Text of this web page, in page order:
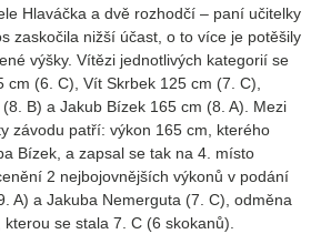
Hlaváčka a dvě rozhodčí – paní učitelky
zaskočila nižší účast, o to více je potěšily
výšky. Vítězi jednotlivých kategorií se
cm (6. C), Vít Skrbek 125 cm (7. C),
B) a Jakub Bízek 165 cm (8. A). Mezi
závodu patří: výkon 165 cm, kterého
Bízek, a zapsal se tak na 4. místo
2 nejbojovnějších výkonů v podání
A) a Jakuba Nemerguta (7. C), odměna
se stala 7. C (6 skokanů).